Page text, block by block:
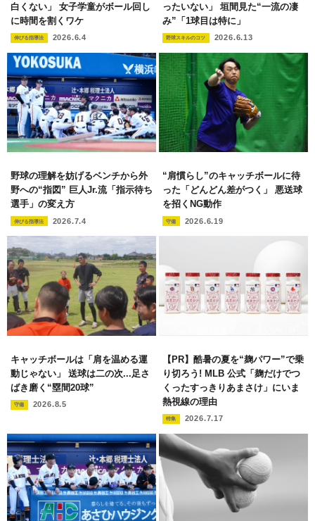
白くない」 女子学童がボール回し
に時間を割くワケ
伸びる指導法 2026.6.4
ったいない」 垣間見た“一流の凄
み”「1球目は特に」
野球スキルのコツ 2026.6.13
野球の理解を妨げるベンチから外
野への“指図” 巨人Jr.流「指示待ち
選手」の変え方
伸びる指導法 2026.7.4
“肩慣らし”のキャッチボールに待
った「どんどん差がつく」 悪送球
を招くNG動作
守備 2026.6.19
キャッチボールは「肩を温める運
動じゃない」 送球は二の次...足さ
ばき磨く“塁間20球”
守備 2026.8.5
【PR】酷暑の夏を“麹パワー”で乗
り切ろう! MLB 公式「麹だけでつ
くったすっきりあまさけ」にいま
熱視線の理由
特集 2026.7.17